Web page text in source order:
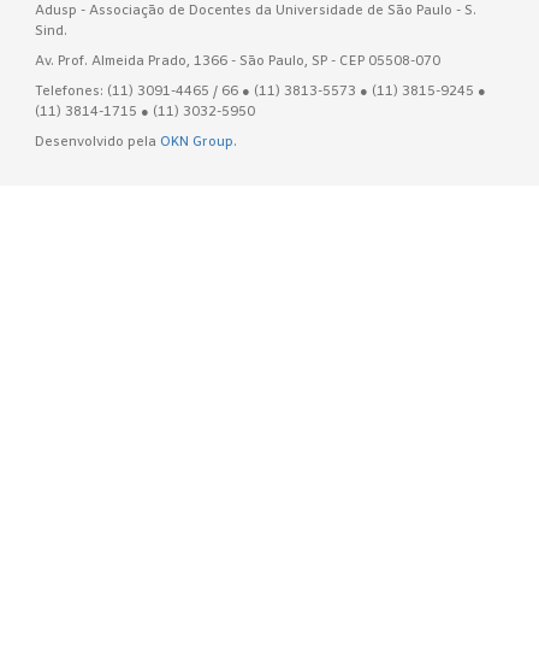
Adusp - Associação de Docentes da Universidade de São Paulo - S.
Sind.
Av. Prof. Almeida Prado, 1366 - São Paulo, SP - CEP 05508-070
Telefones: (11) 3091-4465 / 66 ● (11) 3813-5573 ● (11) 3815-9245 ●
(11) 3814-1715 ● (11) 3032-5950
Desenvolvido pela OKN Group.